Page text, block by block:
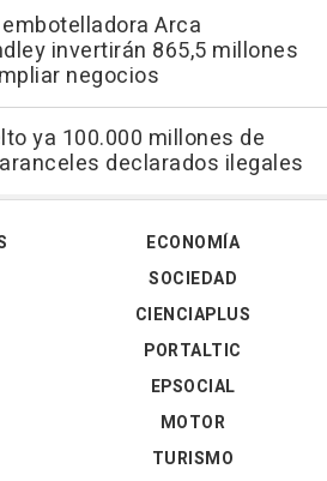
Arca
invertirán 865,5 millones
negocios
ya 100.000 millones de
declarados ilegales
ECONOMÍA
SOCIEDAD
CIENCIAPLUS
PORTALTIC
EPSOCIAL
MOTOR
TURISMO